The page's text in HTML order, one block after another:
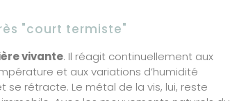
"court termiste"
vivante. Il réagit continuellement aux
et aux variations d’humidité
se rétracte. Le métal de la vis, lui, reste